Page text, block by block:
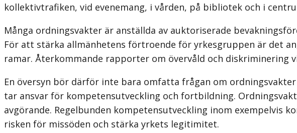
kollektivtrafiken, vid evenemang, i vården, på bibliotek och i
Många ordningsvakter är anställda av auktoriserade
För att stärka allmänhetens förtroende för yrkesgruppen är det
ramar. Återkommande rapporter om övervåld och diskriminering
En översyn bör därför inte bara omfatta frågan om
tar ansvar för kompetensutveckling och fortbildning.
avgörande. Regelbunden kompetens­utveckling inom
risken för missöden och stärka yrkets legitimitet.